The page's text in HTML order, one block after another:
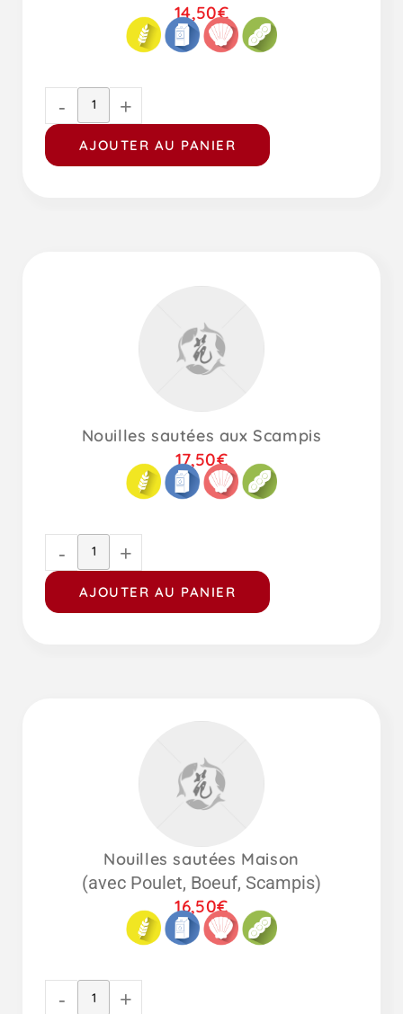
14,50€
- +
AJOUTER AU PANIER
Nouilles sautées aux Scampis
17,50€
- +
AJOUTER AU PANIER
Nouilles sautées Maison
(avec Poulet, Boeuf, Scampis)
16,50€
- +